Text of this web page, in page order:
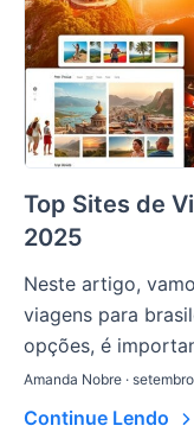
Top Sites de
2025
Neste artigo,
viagens para
opções, é
Amanda Nobre ·
Continue Lendo